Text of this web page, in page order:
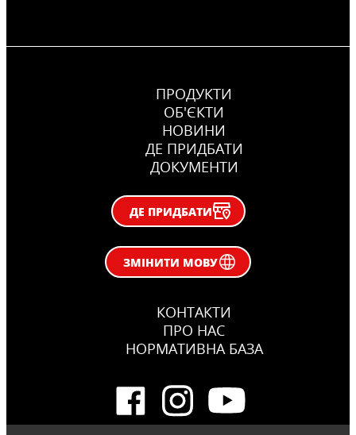
ПРОДУКТИ
ОБ'ЄКТИ
НОВИНИ
ДЕ ПРИДБАТИ
ДОКУМЕНТИ
ДЕ ПРИДБАТИ
ЗМІНИТИ МОВУ
КОНТАКТИ
ПРО НАС
НОРМАТИВНА БАЗА